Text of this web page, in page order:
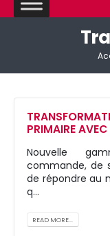
PRIMAIRE
Nouvelle
commande, de
de répondre au
q...
READ MORE...